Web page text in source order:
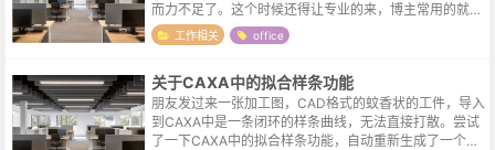
而力不足了。这个时候还得让专业的来，博主常用的就是
这个叫TeamViewer的软件。官网地址https://www.team
vie...
工作相关 office
关于CAXA中的拟合样条功能
朋友发过来一张加工图，CAD格式的蚊香状的工件，导入
到CAXA中是一条闭环的样条曲线，无法直接打散。尝试
了一下CAXA中的拟合样条功能，自动重新生成了一个可